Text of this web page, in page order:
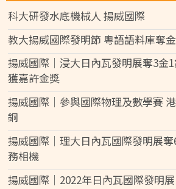
科大研發水底機械人 揚威國際
教大揚威國際發明節 粵語語料庫奪
揚威國際｜浸大日內瓦發明展奪3金
獲嘉許金獎
揚威國際｜參與國際物理及數學賽
銅
揚威國際｜理大日內瓦國際發明展
務相機
揚威國際｜2022年日內瓦國際發明